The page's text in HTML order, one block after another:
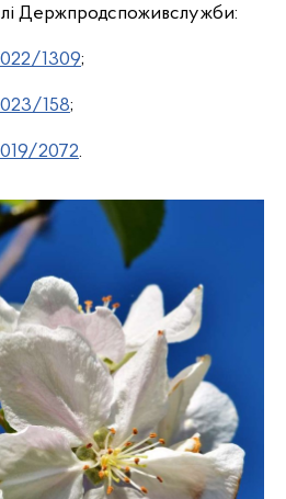
Держпродспоживслужби:
1309;
158;
2072.